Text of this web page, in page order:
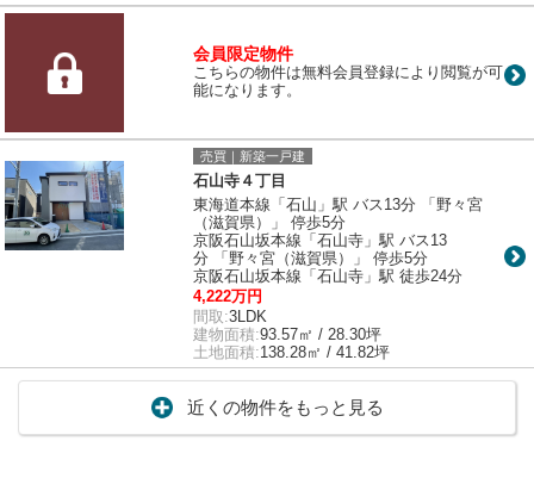
会員限定物件
こちらの物件は無料会員登録により閲覧が可
能になります。
売買｜新築一戸建
石山寺４丁目
東海道本線「石山」駅 バス13分 「野々宮
（滋賀県）」 停歩5分
京阪石山坂本線「石山寺」駅 バス13
分 「野々宮（滋賀県）」 停歩5分
京阪石山坂本線「石山寺」駅 徒歩24分
4,222万円
間取:3LDK
建物面積:93.57㎡ / 28.30坪
土地面積:138.28㎡ / 41.82坪
近くの物件をもっと見る